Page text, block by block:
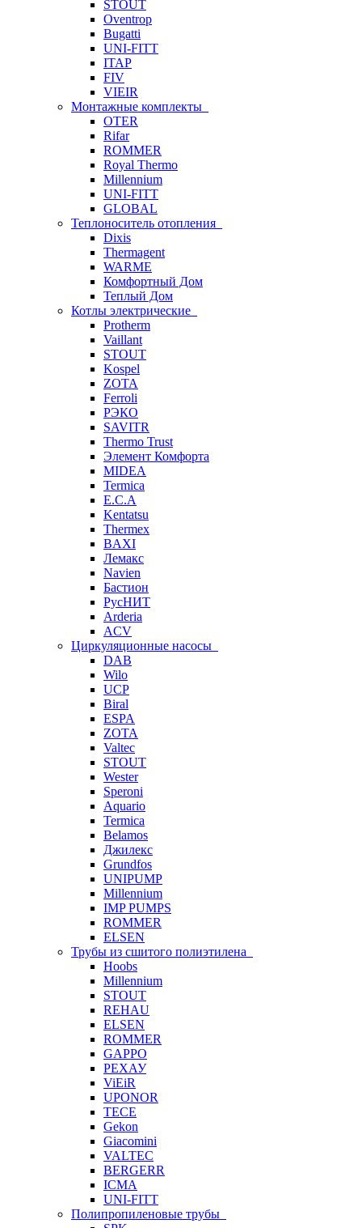
STOUT
Oventrop
Bugatti
UNI-FITT
ITAP
FIV
VIEIR
Монтажные комплекты
OTER
Rifar
ROMMER
Royal Thermo
Millennium
UNI-FITT
GLOBAL
Теплоноситель отопления
Dixis
Thermagent
WARME
Комфортный Дом
Теплый Дом
Котлы электрические
Protherm
Vaillant
STOUT
Kospel
ZOTA
Ferroli
РЭКО
SAVITR
Thermo Trust
Элемент Комфорта
MIDEA
Termica
E.C.A
Kentatsu
Thermex
BAXI
Лемакс
Navien
Бастион
РусНИТ
Arderia
ACV
Циркуляционные насосы
DAB
Wilo
UCP
Biral
ESPA
ZOTA
Valtec
STOUT
Wester
Speroni
Aquario
Termica
Belamos
Джилекс
Grundfos
UNIPUMP
Millennium
IMP PUMPS
ROMMER
ELSEN
Трубы из сшитого полиэтилена
Hoobs
Millennium
STOUT
REHAU
ELSEN
ROMMER
GAPPO
РЕХАУ
ViEiR
UPONOR
TECE
Gekon
Giacomini
VALTEC
BERGERR
ICMA
UNI-FITT
Полипропиленовые трубы